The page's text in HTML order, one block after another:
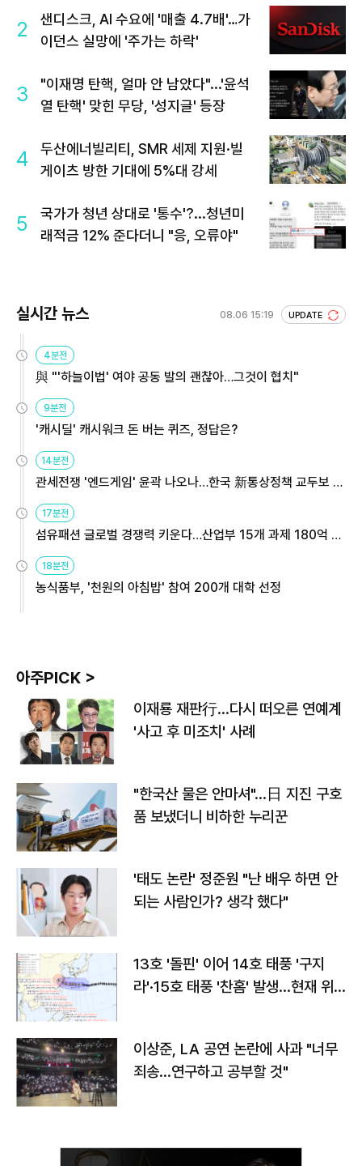
2
샌디스크, AI 수요에 '매출 4.7배'…가
이던스 실망에 '주가는 하락'
3
"이재명 탄핵, 얼마 안 남았다"...'윤석
열 탄핵' 맞힌 무당, '성지글' 등장
4
두산에너빌리티, SMR 세제 지원·빌
게이츠 방한 기대에 5%대 강세
5
국가가 청년 상대로 '통수'?...청년미
래적금 12% 준다더니 "응, 오류야"
실시간 뉴스 08.06 15:19 UPDATE
4분전
與 "'하늘이법' 여야 공동 발의 괜찮아…그것이 협치"
9분전
'캐시딜' 캐시워크 돈 버는 퀴즈, 정답은?
14분전
관세전쟁 '엔드게임' 윤곽 나오나…한국 新통상정책 교두보 활
17분전
섬유패션 글로벌 경쟁력 키운다…산업부 15개 과제 180억 지
18분전
농식품부, '천원의 아침밥' 참여 200개 대학 선정
아주PICK >
이재룡 재판行…다시 떠오른 연예계
'사고 후 미조치' 사례
"한국산 물은 안마셔"…日 지진 구호
품 보냈더니 비하한 누리꾼
'태도 논란' 정준원 "난 배우 하면 안
되는 사람인가? 생각 했다"
13호 '돌핀' 이어 14호 태풍 '구지
라'·15호 태풍 '찬홈' 발생…현재 위
이상준, LA 공연 논란에 사과 "너무
죄송…연구하고 공부할 것"